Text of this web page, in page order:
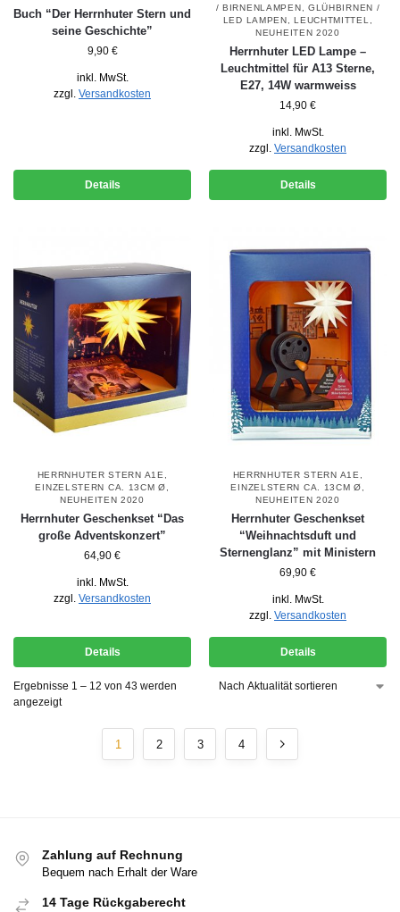
Buch “Der Herrnhuter Stern und
seine Geschichte”
9,90 €
inkl. MwSt.
zzgl. Versandkosten
Details
/ BIRNENLAMPEN
GLÜHBIRNEN /
LED LAMPEN ,LEUCHTMITTEL
NEUHEITEN 2020
Herrnhuter LED Lampe –
Leuchtmittel für A13 Sterne,
E27, 14W warmweiss
14,90 €
inkl. MwSt.
zzgl. Versandkosten
Details
HERRNHUTER STERN A1E,
EINZELSTERN CA. 13CM Ø
NEUHEITEN 2020
Herrnhuter Geschenkset “Das
große Adventskonzert”
64,90 €
inkl. MwSt.
zzgl. Versandkosten
Details
HERRNHUTER STERN A1E,
EINZELSTERN CA. 13CM Ø
NEUHEITEN 2020
Herrnhuter Geschenkset
“Weihnachtsduft und
Sternenglanz” mit Ministern
69,90 €
inkl. MwSt.
zzgl. Versandkosten
Details
Ergebnisse 1 – 12 von 43 werden
angezeigt
1 2 3 4
Zahlung auf Rechnung
Bequem nach Erhalt der Ware
14 Tage Rückgaberecht